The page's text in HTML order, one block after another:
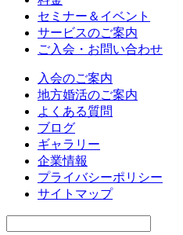
セミナー＆イベント
サービスのご案内
ご入会・お問い合わせ
入会のご案内
地方婚活のご案内
よくある質問
ブログ
ギャラリー
企業情報
プライバシーポリシー
サイトマップ